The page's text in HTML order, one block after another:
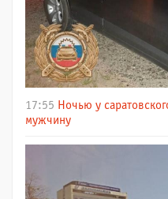
17:55 Ночью у
мужчину